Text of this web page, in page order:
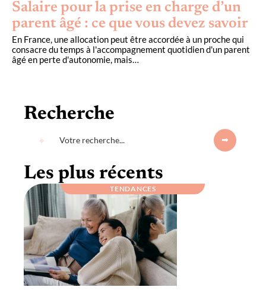
Salaire pour la prise en charge d’un
parent âgé : ce que vous devez savoir
En France, une allocation peut être accordée à un proche qui
consacre du temps à l'accompagnement quotidien d'un parent
âgé en perte d'autonomie, mais…
Recherche
Les plus récents
TENDANCES